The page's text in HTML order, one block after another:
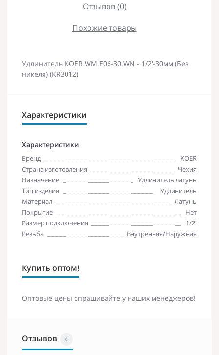
Отзывов (0)
Похожие товары
Удлинитель KOER WM.E06-30.WN - 1/2'-30мм (Без
никеля) (KR3012)
Характеристики
Характеристики
Бренд
KOER
Страна изготовления
Чехия
Назначение
Удлинитель латунь
Тип изделия
Удлинитель
Материал
Латунь
Покрытие
Нет
Размер подключения
1/2'
Резьба
Внутренняя/Наружная
Купить оптом!
Оптовые цены спрашивайте у наших менеджеров!
Отзывов 0